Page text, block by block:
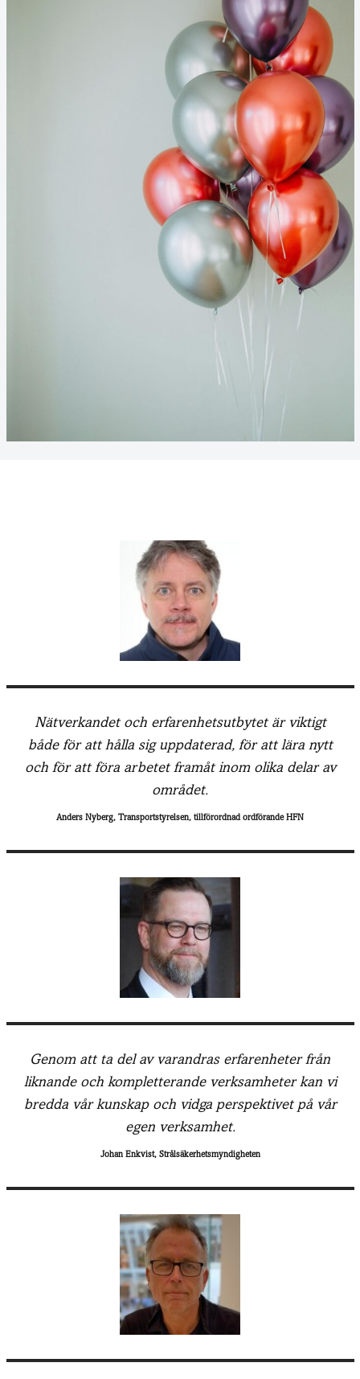
Nätverkandet och erfarenhetsutbytet är viktigt
både för att hålla sig uppdaterad, för att lära nytt
och för att föra arbetet framåt inom olika delar av
området.
Anders Nyberg, Transportstyrelsen, tillförordnad ordförande HFN
Genom att ta del av varandras erfarenheter från
liknande och kompletterande verksamheter kan vi
bredda vår kunskap och vidga perspektivet på vår
egen verksamhet.
Johan Enkvist, Strålsäkerhetsmyndigheten